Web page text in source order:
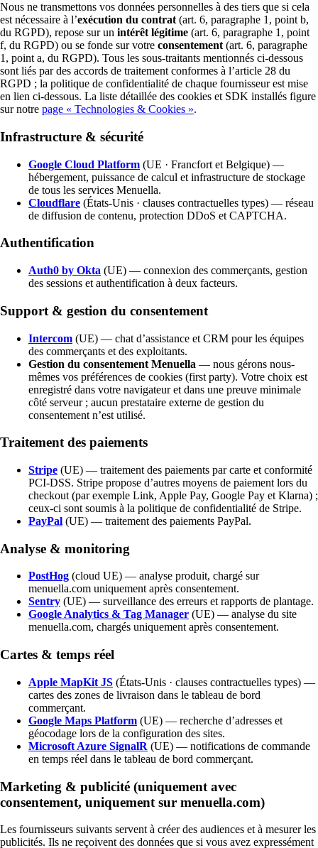
Nous ne transmettons vos données personnelles à des tiers que si cela
est nécessaire à l’exécution du contrat (art. 6, paragraphe 1, point b,
du RGPD), repose sur un intérêt légitime (art. 6, paragraphe 1, point
f, du RGPD) ou se fonde sur votre consentement (art. 6, paragraphe
1, point a, du RGPD). Tous les sous-traitants mentionnés ci-dessous
sont liés par des accords de traitement conformes à l’article 28 du
RGPD ; la politique de confidentialité de chaque fournisseur est mise
en lien ci-dessous. La liste détaillée des cookies et SDK installés figure
sur notre page « Technologies & Cookies ».
Infrastructure & sécurité
Google Cloud Platform (UE · Francfort et Belgique) —
hébergement, puissance de calcul et infrastructure de stockage
de tous les services Menuella.
Cloudflare (États-Unis · clauses contractuelles types) — réseau
de diffusion de contenu, protection DDoS et CAPTCHA.
Authentification
Auth0 by Okta (UE) — connexion des commerçants, gestion
des sessions et authentification à deux facteurs.
Support & gestion du consentement
Intercom (UE) — chat d’assistance et CRM pour les équipes
des commerçants et des exploitants.
Gestion du consentement Menuella — nous gérons nous-
mêmes vos préférences de cookies (first party). Votre choix est
enregistré dans votre navigateur et dans une preuve minimale
côté serveur ; aucun prestataire externe de gestion du
consentement n’est utilisé.
Traitement des paiements
Stripe (UE) — traitement des paiements par carte et conformité
PCI-DSS. Stripe propose d’autres moyens de paiement lors du
checkout (par exemple Link, Apple Pay, Google Pay et Klarna) ;
ceux-ci sont soumis à la politique de confidentialité de Stripe.
PayPal (UE) — traitement des paiements PayPal.
Analyse & monitoring
PostHog (cloud UE) — analyse produit, chargé sur
menuella.com uniquement après consentement.
Sentry (UE) — surveillance des erreurs et rapports de plantage.
Google Analytics & Tag Manager (UE) — analyse du site
menuella.com, chargés uniquement après consentement.
Cartes & temps réel
Apple MapKit JS (États-Unis · clauses contractuelles types) —
cartes des zones de livraison dans le tableau de bord
commerçant.
Google Maps Platform (UE) — recherche d’adresses et
géocodage lors de la configuration des sites.
Microsoft Azure SignalR (UE) — notifications de commande
en temps réel dans le tableau de bord commerçant.
Marketing & publicité (uniquement avec
consentement, uniquement sur menuella.com)
Les fournisseurs suivants servent à créer des audiences et à mesurer les
publicités. Ils ne reçoivent des données que si vous avez expressément